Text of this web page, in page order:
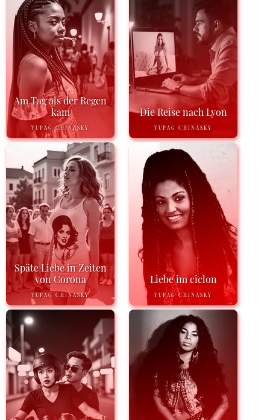
Am Tag als der Regen
kam
YUPAG CHINASKY
Die Reise nach Lyon
YUPAG CHINASKY
Späte Liebe in Zeiten
von Corona
YUPAG CHINASKY
Liebe im ciclon
YUPAG CHINASKY